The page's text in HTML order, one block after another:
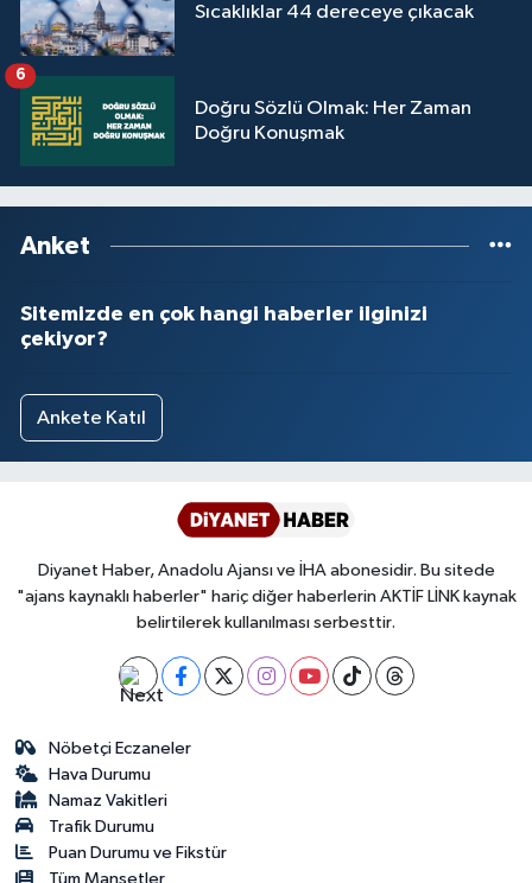
Sıcaklıklar 44 dereceye çıkacak
Doğru Sözlü Olmak: Her Zaman
Doğru Konuşmak
6
Anket
Sitemizde en çok hangi haberler ilginizi
çekiyor?
Ankete Katıl
Diyanet Haber, Anadolu Ajansı ve İHA abonesidir. Bu sitede
"ajans kaynaklı haberler" hariç diğer haberlerin AKTİF LİNK kaynak
belirtilerek kullanılması serbesttir.
Nöbetçi Eczaneler
Hava Durumu
Namaz Vakitleri
Trafik Durumu
Puan Durumu ve Fikstür
Tüm Manşetler